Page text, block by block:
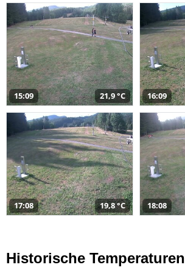
15:09 21,9 °C 16:09
17:08 19,8 °C 18:08
Historische Temperaturen